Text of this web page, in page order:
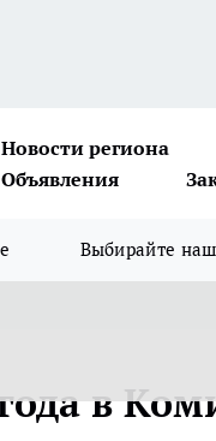
Новости региона
Объявления
Выбирайте
в